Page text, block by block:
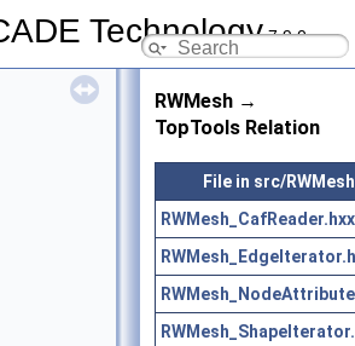
Technology7.9.0
RWMesh →
TopTools Relation
File in src/RWMesh
RWMesh_CafReader.hxx